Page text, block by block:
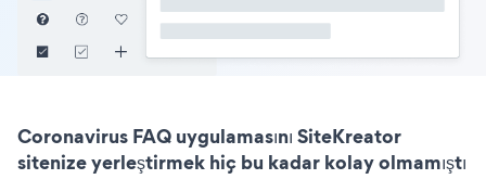
Coronavirus FAQ uygulamasını SiteKreator
sitenize yerleştirmek hiç bu kadar kolay olmamıştı